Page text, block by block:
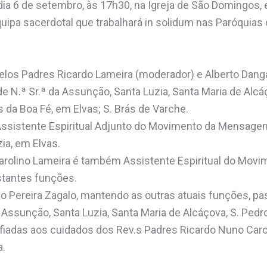
6 de setembro, às 17h30, na Igreja de São Domingos,
sacerdotal que trabalhará in solidum nas Paróquias
Padres Ricardo Lameira (moderador) e Alberto
N.ª Sr.ª da Assunção, Santa Luzia, Santa Maria de
Boa Fé, em Elvas; S. Brás de Varche.
Espiritual Adjunto do Movimento da
em Elvas.
Lameira é também Assistente Espiritual do
funções.
Pereira Zagalo, mantendo as outras atuais funções,
Santa Luzia, Santa Maria de Alcáçova, S.
aos cuidados dos Rev.s Padres Ricardo Nuno